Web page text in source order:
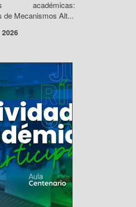
académicas:
de Mecanismos Alt...